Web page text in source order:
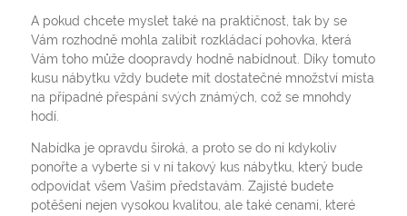
A pokud chcete myslet také na praktičnost, tak by se
Vám rozhodně mohla zalíbit rozkládací pohovka , která
Vám toho může doopravdy hodně nabídnout. Díky tomuto
kusu nábytku vždy budete mít dostatečné množství místa
na případné přespání svých známých, což se mnohdy
hodí.
Nabídka je opravdu široká, a proto se do ní kdykoliv
ponořte a vyberte si v ní takový kus nábytku, který bude
odpovídat všem Vašim představám. Zajisté budete
potěšeni nejen vysokou kvalitou, ale také cenami, které